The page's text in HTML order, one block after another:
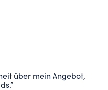
über mein Angebot,
”